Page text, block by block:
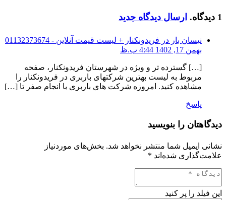
1 دیدگاه. ارسال دیدگاه جدید
نیسان بار در فریدونکنار + لیست قیمت آنلاین - 01132373674
بهمن 17, 1402 4:44 ب.ظ
[…] گسترده تر و ویژه در شهرستان فریدونکنار، صفحه
مربوط به لیست بهترین شرکتهای باربری در فریدونکنار را
مشاهده کنید. امروزه شرکت های باربری با انجام صفر تا […]
پاسخ
دیدگاهتان را بنویسید
نشانی ایمیل شما منتشر نخواهد شد. بخش‌های موردنیاز
علامت‌گذاری شده‌اند *
این فیلد را پر کنید